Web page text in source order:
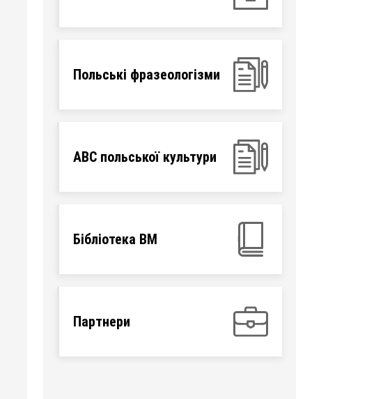
Польські фразеологізми
ABC польської культури
Бібліотека ВМ
Партнери